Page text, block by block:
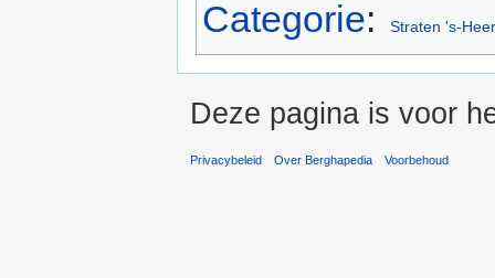
Categorie: Straten 's-
Deze pagina is voor
Privacybeleid Over Berghapedia Voorbehoud